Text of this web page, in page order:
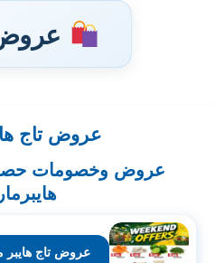
عروض تاج
عروض وخصومات